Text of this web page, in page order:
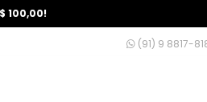
100,00!
(91) 9 8817-